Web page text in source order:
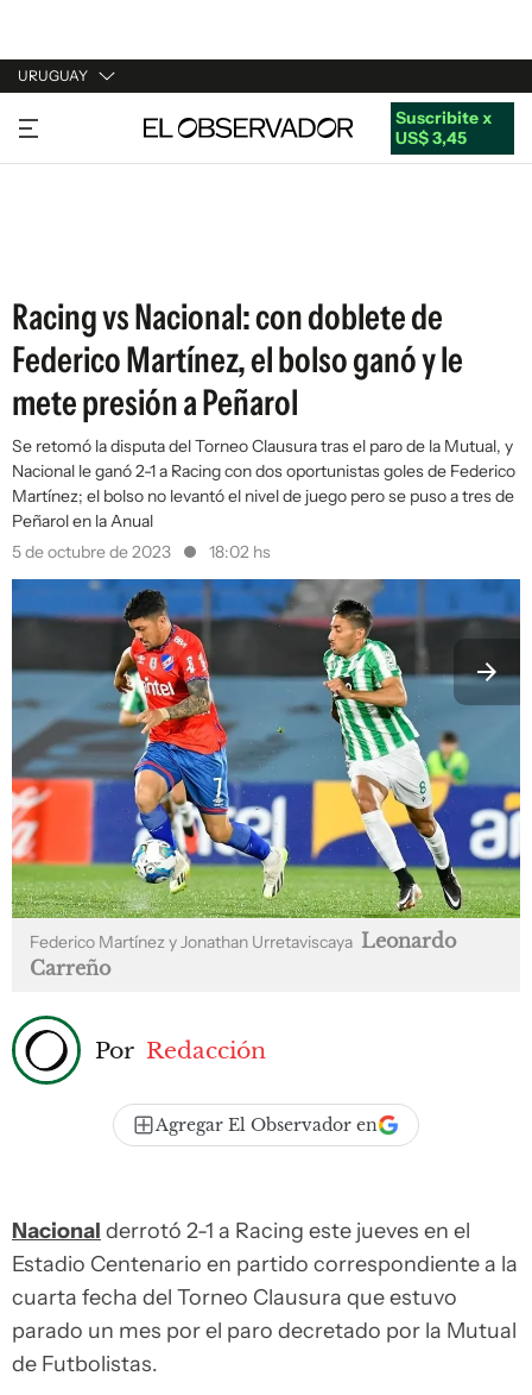
URUGUAY
URUGUAY
ARGENTINA
Suscribite x
US$ 3,45
Racing vs Nacional: con doblete de
Federico Martínez, el bolso ganó y le
mete presión a Peñarol
Se retomó la disputa del Torneo Clausura tras el paro de la Mutual, y
Nacional le ganó 2-1 a Racing con dos oportunistas goles de Federico
Martínez; el bolso no levantó el nivel de juego pero se puso a tres de
Peñarol en la Anual
5 de octubre de 2023
18:02 hs
Federico Martínez y Jonathan Urretaviscaya Leonardo
Carreño
Por Redacción
Agregar El Observador en
Nacional derrotó 2-1 a Racing este jueves en el
Estadio Centenario en partido correspondiente a la
cuarta fecha del Torneo Clausura que estuvo
parado un mes por el paro decretado por la Mutual
de Futbolistas.